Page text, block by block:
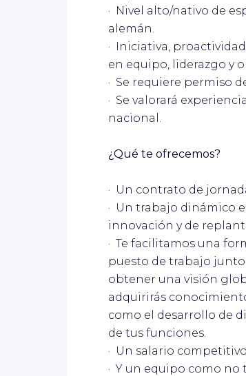
· Nivel alto/nativo de
alemán.
· Iniciativa,
en equipo, liderazgo y
· Se requiere permiso
· Se valorará
nacional.
¿Qué te ofrecemos?
· Un contrato de
· Un trabajo dinámico
innovación y de
· Te facilitamos una
puesto de trabajo
obtener una visión
adquirirás
como el desarrollo de
de tus funciones.
· Un salario
· Y un equipo como no